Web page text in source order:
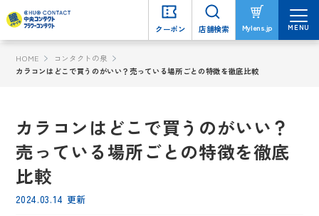
クーポン 店舗検索 Mylens.jp MENU
HOME
コンタクトの泉
カラコンはどこで買うのがいい？売っている場所ごとの特徴を徹底比較
カラコンはどこで買うのがいい？
売っている場所ごとの特徴を徹底
比較
2024.03.14 更新
クーポン 店舗検索 Mylens.jp MENU